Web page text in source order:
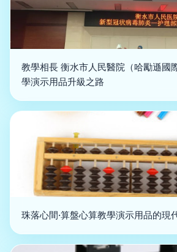
教學相長 衡水市人民醫院（哈勵遜國
學演示用品升級之路
珠落心間·算盤心算教學演示用品的現